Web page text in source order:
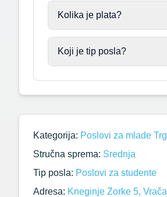
Kolika je plata?
Koji je tip posla?
Kategorija: Poslovi za mlade
Stručna sprema: Srednja
Tip posla: Poslovi za studente
Adresa: Kneginje Zorke 5,